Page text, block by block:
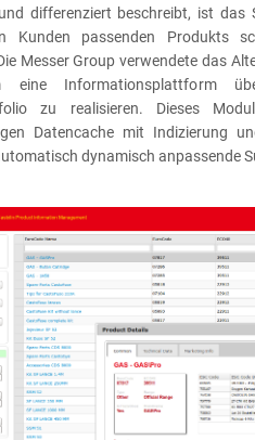
differenziert beschreibt, ist das
Kunden passenden Produkts
Messer Group verwendete das
eine Informationsplattform
zu realisieren. Dieses
Datencache mit Indizierung
dynamisch anpassende